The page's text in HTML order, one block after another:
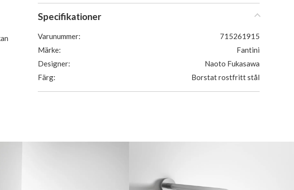
Specifikationer
Varunummer:
715261915
Märke:
Fantini
Designer:
Naoto Fukasawa
Färg:
Borstat rostfritt stål